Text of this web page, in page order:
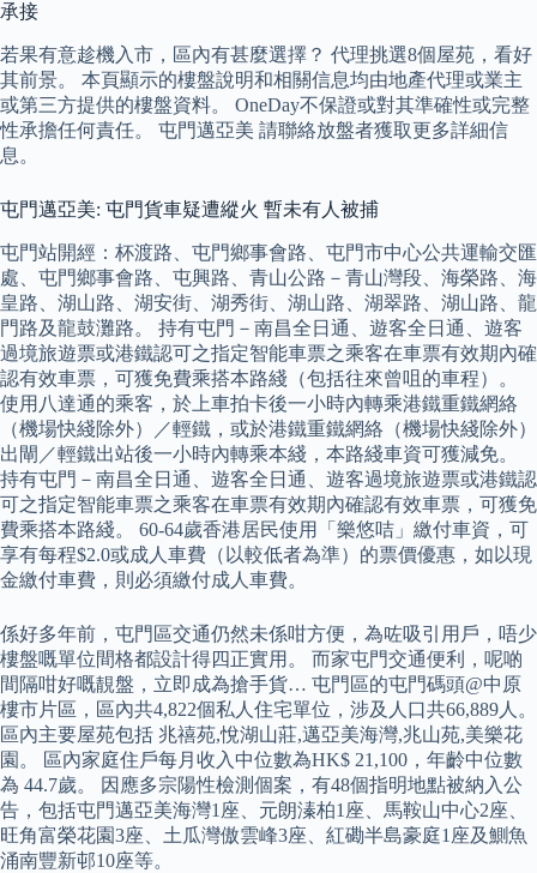
承接
若果有意趁機入市，區內有甚麼選擇？ 代理挑選8個屋苑，看好
其前景。 本頁顯示的樓盤說明和相關信息均由地產代理或業主
或第三方提供的樓盤資料。 OneDay不保證或對其準確性或完整
性承擔任何責任。 屯門邁亞美 請聯絡放盤者獲取更多詳細信
息。
屯門邁亞美: 屯門貨車疑遭縱火 暫未有人被捕
屯門站開經：杯渡路、屯門鄉事會路、屯門市中心公共運輸交匯
處、屯門鄉事會路、屯興路、青山公路－青山灣段、海榮路、海
皇路、湖山路、湖安街、湖秀街、湖山路、湖翠路、湖山路、龍
門路及龍鼓灘路。 持有屯門－南昌全日通、遊客全日通、遊客
過境旅遊票或港鐵認可之指定智能車票之乘客在車票有效期內確
認有效車票，可獲免費乘搭本路綫（包括往來曾咀的車程）。
使用八達通的乘客，於上車拍卡後一小時內轉乘港鐵重鐵網絡
（機場快綫除外）／輕鐵，或於港鐵重鐵網絡（機場快綫除外）
出閘／輕鐵出站後一小時內轉乘本綫，本路綫車資可獲減免。
持有屯門－南昌全日通、遊客全日通、遊客過境旅遊票或港鐵認
可之指定智能車票之乘客在車票有效期內確認有效車票，可獲免
費乘搭本路綫。 60-64歲香港居民使用「樂悠咭」繳付車資，可
享有每程$2.0或成人車費（以較低者為準）的票價優惠，如以現
金繳付車費，則必須繳付成人車費。
係好多年前，屯門區交通仍然未係咁方便，為咗吸引用戶，唔少
樓盤嘅單位間格都設計得四正實用。 而家屯門交通便利，呢啲
間隔咁好嘅靚盤，立即成為搶手貨… 屯門區的屯門碼頭@中原
樓市片區，區內共4,822個私人住宅單位，涉及人口共66,889人。
區內主要屋苑包括 兆禧苑,悅湖山莊,邁亞美海灣,兆山苑,美樂花
園。 區內家庭住戶每月收入中位數為HK$ 21,100，年齡中位數
為 44.7歲。 因應多宗陽性檢測個案，有48個指明地點被納入公
告，包括屯門邁亞美海灣1座、元朗溱柏1座、馬鞍山中心2座、
旺角富榮花園3座、土瓜灣傲雲峰3座、紅磡半島豪庭1座及鰂魚
涌南豐新邨10座等。